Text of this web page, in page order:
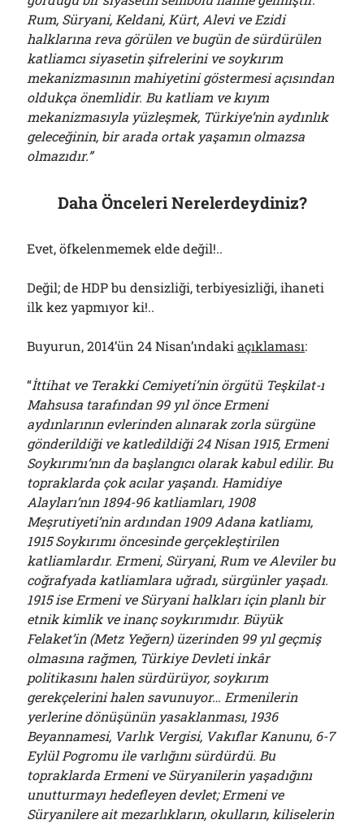
Rum, Süryani, Keldani, Kürt, Alevi ve Ezidi
halklarına reva görülen ve bugün de sürdürülen
katliamcı siyasetin şifrelerini ve soykırım
mekanizmasının mahiyetini göstermesi açısından
oldukça önemlidir. Bu katliam ve kıyım
mekanizmasıyla yüzleşmek, Türkiye’nin aydınlık
geleceğinin, bir arada ortak yaşamın olmazsa
olmazıdır.”
Daha Önceleri Nerelerdeydiniz?
Evet, öfkelenmemek elde değil!..
Değil; de HDP bu densizliği, terbiyesizliği, ihaneti
ilk kez yapmıyor ki!..
Buyurun, 2014’ün 24 Nisan’ındakiaçıklaması:
“İttihat ve Terakki Cemiyeti’nin örgütü Teşkilat-ı
Mahsusa tarafından 99 yıl önce Ermeni
aydınlarının evlerinden alınarak zorla sürgüne
gönderildiği ve katledildiği 24 Nisan 1915, Ermeni
Soykırımı’nın da başlangıcı olarak kabul edilir. Bu
topraklarda çok acılar yaşandı. Hamidiye
Alayları’nın 1894-96 katliamları, 1908
Meşrutiyeti’nin ardından 1909 Adana katliamı,
1915 Soykırımı öncesinde gerçekleştirilen
katliamlardır. Ermeni, Süryani, Rum ve Aleviler bu
coğrafyada katliamlara uğradı, sürgünler yaşadı.
1915 ise Ermeni ve Süryani halkları için planlı bir
etnik kimlik ve inanç soykırımıdır. Büyük
Felaket’in (Metz Yeğern) üzerinden 99 yıl geçmiş
olmasına rağmen, Türkiye Devleti inkâr
politikasını halen sürdürüyor, soykırım
gerekçelerini halen savunuyor… Ermenilerin
yerlerine dönüşünün yasaklanması, 1936
Beyannamesi, Varlık Vergisi, Vakıflar Kanunu, 6-7
Eylül Pogromu ile varlığını sürdürdü. Bu
topraklarda Ermeni ve Süryanilerin yaşadığını
unutturmayı hedefleyen devlet; Ermeni ve
Süryanilere ait mezarlıkların, okulların, kiliselerin